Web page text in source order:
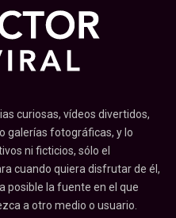
curiosas, vídeos divertidos,
galerías fotográficas, y lo
ni ficticios, sólo el
cuando quiera disfrutar de él,
posible la fuente en el que
a otro medio o usuario.